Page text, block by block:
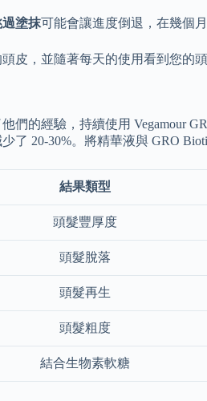
過塗抹可能會讓進度倒退，在幾個
皮，並隨著每天的使用看到您的頭
們的經驗，持續使用 Vegamour
了 20-30%。將精華液與 GRO
結果類型
頭髮豐厚度
頭髮脫落
頭髮再生
頭髮粗度
結合生物素軟糖